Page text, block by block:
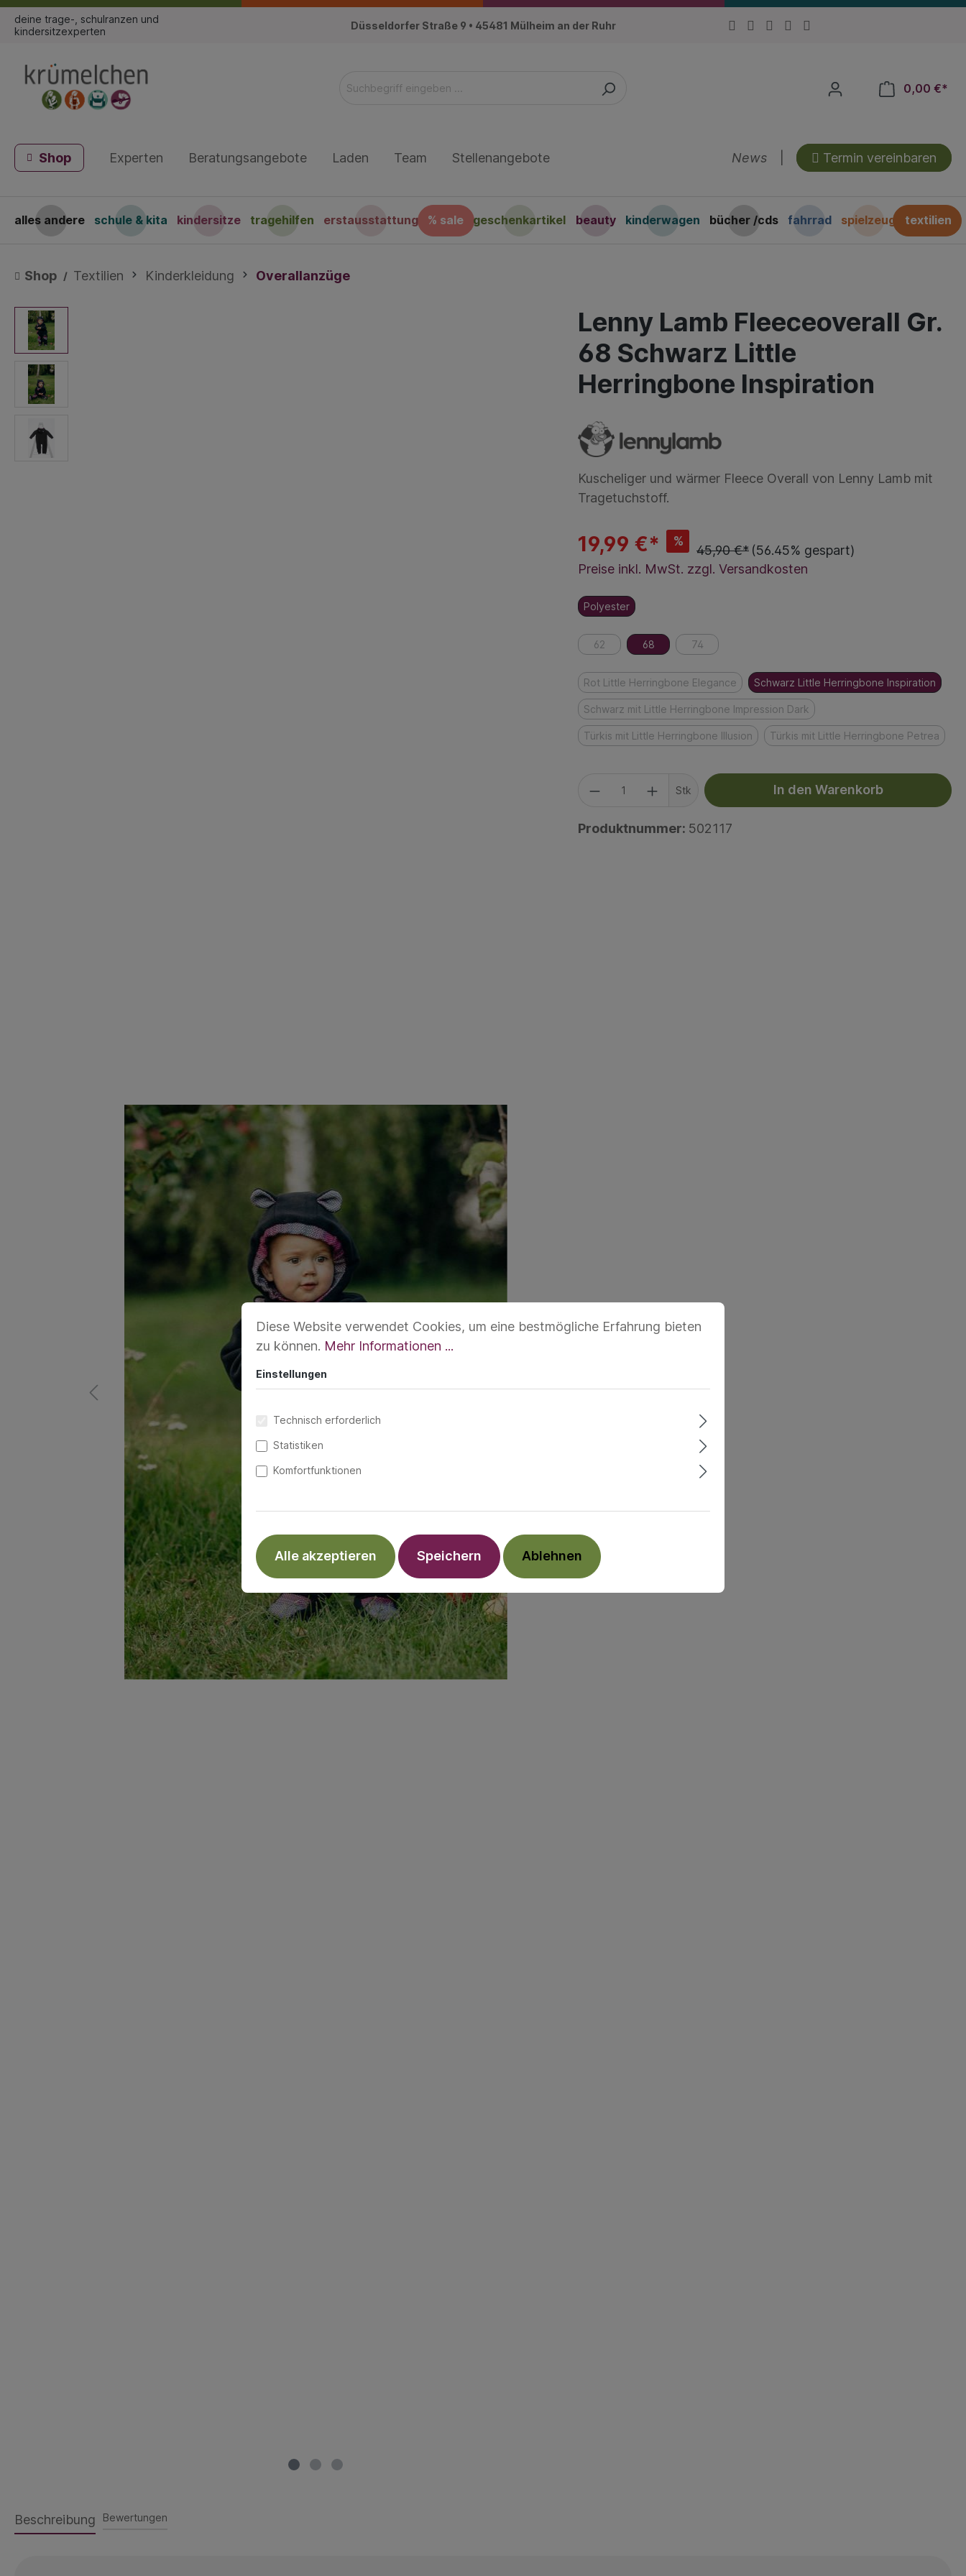
deine trage-, schulranzen und
kindersitzexperten
Düsseldorfer Straße 9 • 45481 Mülheim an der Ruhr
0,00 €*
Shop Experten Beratungsangebote Laden Team Stellenangebote News Termin vereinbaren
alles andere schule & kita kindersitze tragehilfen erstausstattung % sale geschenkartikel beauty kinderwagen bücher /cds fahrrad spielzeug textilien
Shop Textilien Kinderkleidung Overallanzüge
Lenny Lamb Fleeceoverall Gr.
68 Schwarz Little
Herringbone Inspiration
Kuscheliger und wärmer Fleece Overall von Lenny Lamb mit
Tragetuchstoff.
19,99 €* %
45,90 €* (56.45% gespart)
Preise inkl. MwSt. zzgl. Versandkosten
Polyester
62 68 74
Rot Little Herringbone Elegance Schwarz Little Herringbone Inspiration
Schwarz mit Little Herringbone Impression Dark
Türkis mit Little Herringbone Illusion Türkis mit Little Herringbone Petrea
Stk In den Warenkorb
Produktnummer: 502117
Beschreibung Bewertungen
Diese Website verwendet Cookies, um eine bestmögliche Erfahrung bieten
zu können. Mehr Informationen ...
Einstellungen
Technisch erforderlich
Statistiken
Komfortfunktionen
Alle akzeptieren Speichern Ablehnen